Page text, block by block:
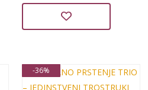
cijena
bila
2.119,00 €.
-36%